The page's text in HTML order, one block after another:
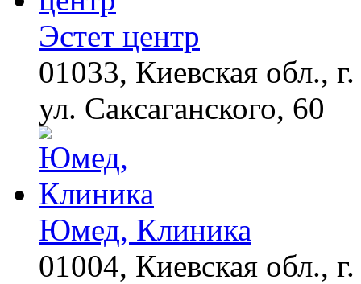
оставит равнодушным
"Потеряли стыд в
погоне за "Диором":
Поплавская вмазала
семейке Плющенко
Эстет центр
01033, Киевская обл.,
ул. Саксаганского, 60
Юмед, Клиника
01004, Киевская обл.,